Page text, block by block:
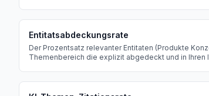
Entitatsabdeckungsrate
Der Prozentsatz relevanter Entitaten (Produkte
Themenbereich die explizit abgedeckt und in Ihren